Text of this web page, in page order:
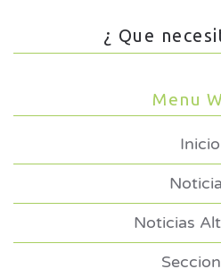
¿ Que
Menu
Inicio
Noticias